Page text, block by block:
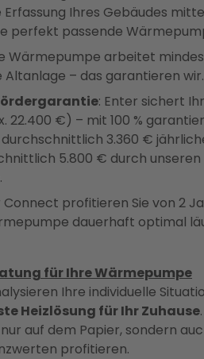
Ihres Gebäudes
perfekt passende
Wärmepumpe arbeitet
Altanlage – das garantieren wir.
: Enter sichert
22.400 €) – mit 100 %
durchschnittlich 3.360 €
5.800 € durch unseren
Connect profitieren Sie von 2
dauerhaft optimal
für Ihre Wärmepumpe
Ihre individuelle
Heizlösung für Ihr Zuhause
auf dem Papier, sondern
profitieren.